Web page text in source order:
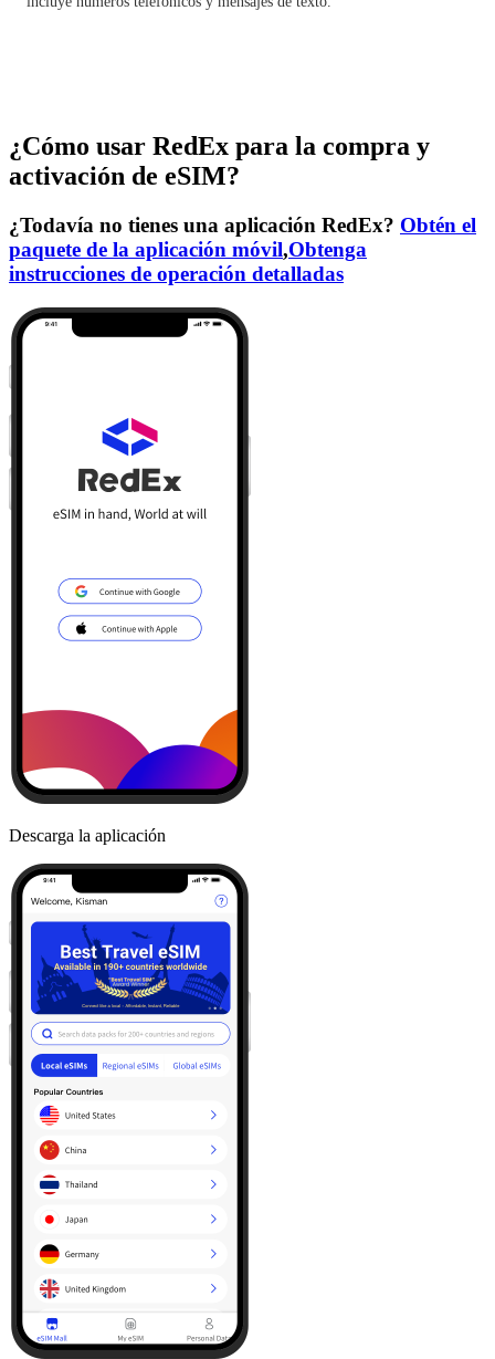
¿Cómo usar RedEx para la compra y
activación de eSIM?
¿Todavía no tienes una aplicación RedEx? Obtén el
paquete de la aplicación móvil,Obtenga
instrucciones de operación detalladas
Descarga la aplicación